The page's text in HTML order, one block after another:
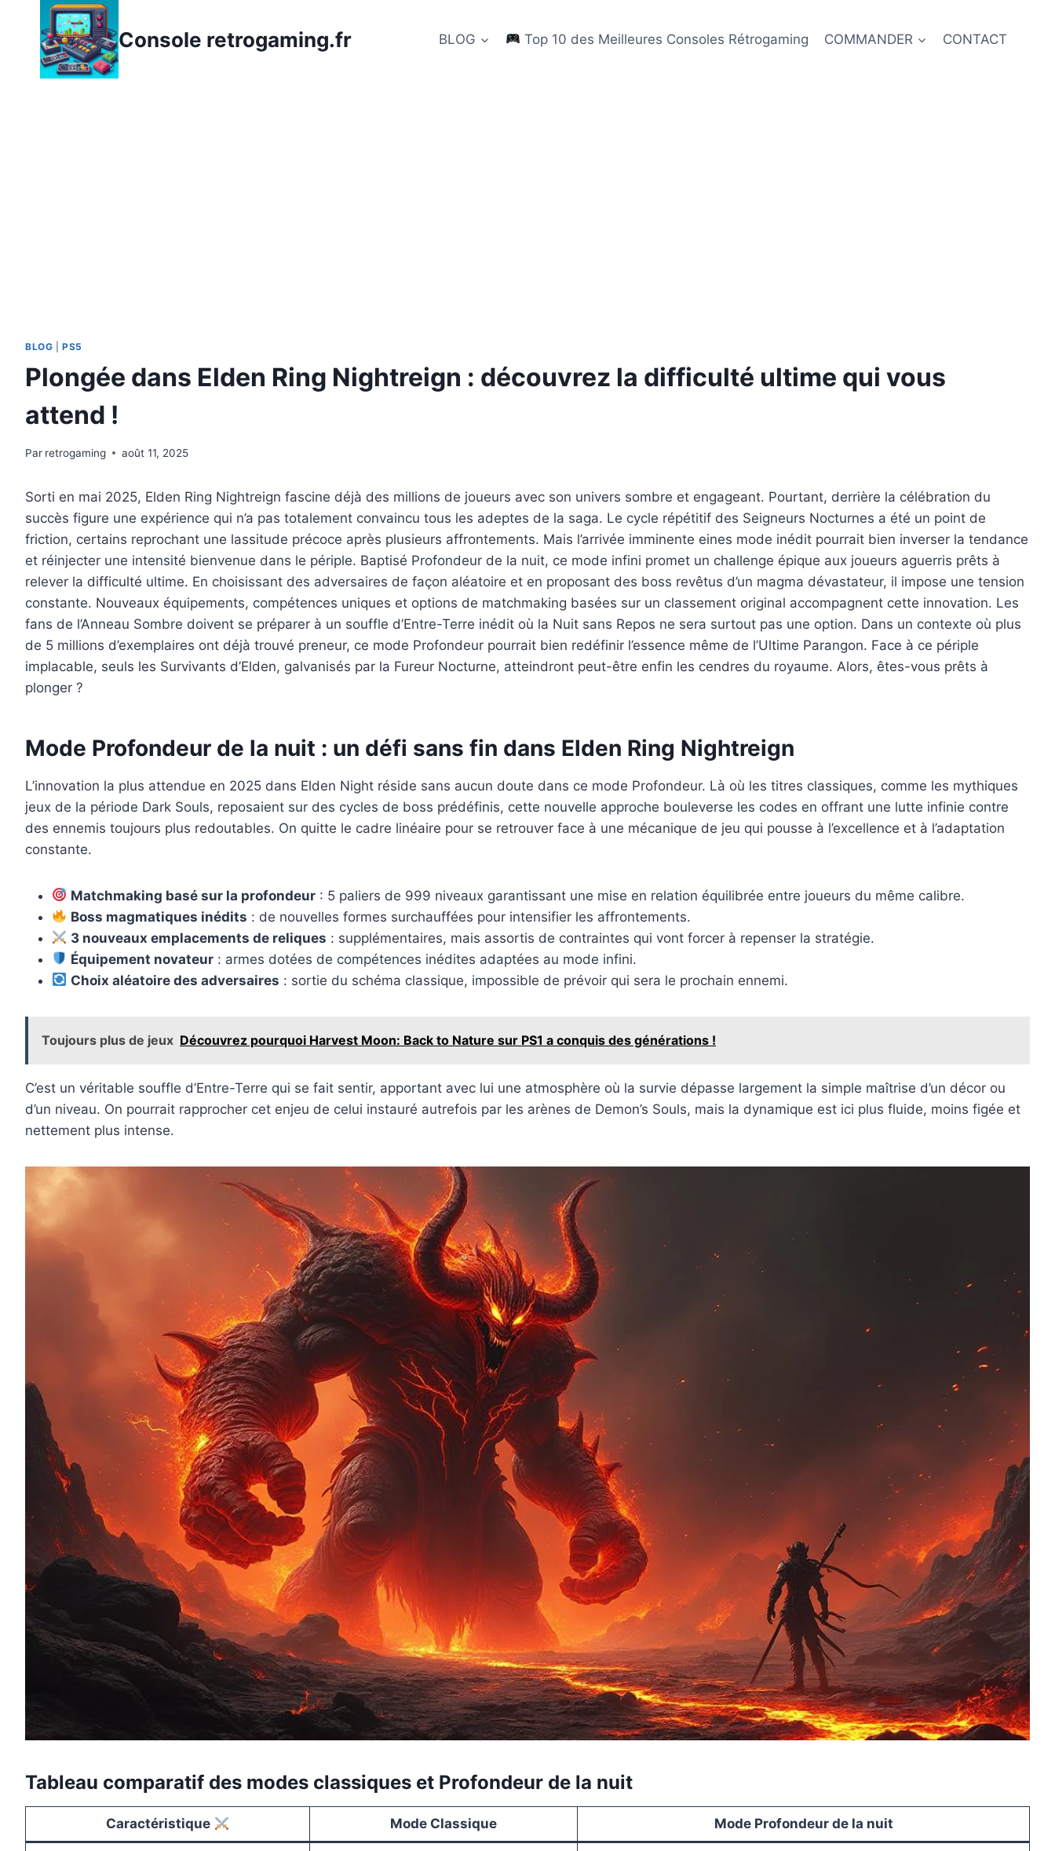
contenu
Console retrogaming.fr BLOG Top 10 des Meilleures Consoles Rétrogaming COMMANDER CONTACT
BLOG |PS5
Plongée dans Elden Ring Nightreign : découvrez la difficulté ultime qui vous
attend !
Par retrogaming août 11, 2025
Sorti en mai 2025, Elden Ring Nightreign fascine déjà des millions de joueurs avec son univers sombre et engageant. Pourtant, derrière la célébration du
succès figure une expérience qui n’a pas totalement convaincu tous les adeptes de la saga. Le cycle répétitif des Seigneurs Nocturnes a été un point de
friction, certains reprochant une lassitude précoce après plusieurs affrontements. Mais l’arrivée imminente eines mode inédit pourrait bien inverser la tendance
et réinjecter une intensité bienvenue dans le périple. Baptisé Profondeur de la nuit, ce mode infini promet un challenge épique aux joueurs aguerris prêts à
relever la difficulté ultime. En choisissant des adversaires de façon aléatoire et en proposant des boss revêtus d’un magma dévastateur, il impose une tension
constante. Nouveaux équipements, compétences uniques et options de matchmaking basées sur un classement original accompagnent cette innovation. Les
fans de l’Anneau Sombre doivent se préparer à un souffle d’Entre-Terre inédit où la Nuit sans Repos ne sera surtout pas une option. Dans un contexte où plus
de 5 millions d’exemplaires ont déjà trouvé preneur, ce mode Profondeur pourrait bien redéfinir l’essence même de l’Ultime Parangon. Face à ce périple
implacable, seuls les Survivants d’Elden, galvanisés par la Fureur Nocturne, atteindront peut-être enfin les cendres du royaume. Alors, êtes-vous prêts à
plonger ?
Mode Profondeur de la nuit : un défi sans fin dans Elden Ring Nightreign
L’innovation la plus attendue en 2025 dans Elden Night réside sans aucun doute dans ce mode Profondeur. Là où les titres classiques, comme les mythiques
jeux de la période Dark Souls, reposaient sur des cycles de boss prédéfinis, cette nouvelle approche bouleverse les codes en offrant une lutte infinie contre
des ennemis toujours plus redoutables. On quitte le cadre linéaire pour se retrouver face à une mécanique de jeu qui pousse à l’excellence et à l’adaptation
constante.
Matchmaking basé sur la profondeur : 5 paliers de 999 niveaux garantissant une mise en relation équilibrée entre joueurs du même calibre.
Boss magmatiques inédits : de nouvelles formes surchauffées pour intensifier les affrontements.
3 nouveaux emplacements de reliques : supplémentaires, mais assortis de contraintes qui vont forcer à repenser la stratégie.
Équipement novateur : armes dotées de compétences inédites adaptées au mode infini.
Choix aléatoire des adversaires : sortie du schéma classique, impossible de prévoir qui sera le prochain ennemi.
Toujours plus de jeux Découvrez pourquoi Harvest Moon: Back to Nature sur PS1 a conquis des générations !
C’est un véritable souffle d’Entre-Terre qui se fait sentir, apportant avec lui une atmosphère où la survie dépasse largement la simple maîtrise d’un décor ou
d’un niveau. On pourrait rapprocher cet enjeu de celui instauré autrefois par les arènes de Demon’s Souls, mais la dynamique est ici plus fluide, moins figée et
nettement plus intense.
Tableau comparatif des modes classiques et Profondeur de la nuit
Caractéristique Mode Classique Mode Profondeur de la nuit